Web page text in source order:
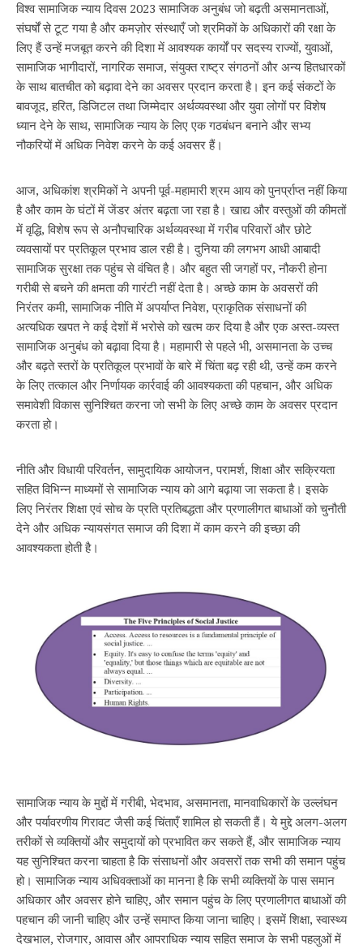
विश्व सामाजिक न्याय दिवस 2023 सामाजिक अनुबंध जो बढ़ती असमानताओं,
संघर्षों से टूट गया है और कमज़ोर संस्थाएँ जो श्रमिकों के अधिकारों की रक्षा के
लिए हैं उन्हें मजबूत करने की दिशा में आवश्यक कार्यों पर सदस्य राज्यों, युवाओं,
सामाजिक भागीदारों, नागरिक समाज, संयुक्त राष्ट्र संगठनों और अन्य हितधारकों
के साथ बातचीत को बढ़ावा देने का अवसर प्रदान करता है। इन कई संकटों के
बावजूद, हरित, डिजिटल तथा जिम्मेदार अर्थव्यवस्था और युवा लोगों पर विशेष
ध्यान देने के साथ, सामाजिक न्याय के लिए एक गठबंधन बनाने और सभ्य
नौकरियों में अधिक निवेश करने के कई अवसर हैं।
आज, अधिकांश श्रमिकों ने अपनी पूर्व-महामारी श्रम आय को पुनर्प्राप्त नहीं किया
है और काम के घंटों में जेंडर अंतर बढ़ता जा रहा है। खाद्य और वस्तुओं की कीमतों
में वृद्धि, विशेष रूप से अनौपचारिक अर्थव्यवस्था में गरीब परिवारों और छोटे
व्यवसायों पर प्रतिकूल प्रभाव डाल रही है। दुनिया की लगभग आधी आबादी
सामाजिक सुरक्षा तक पहुंच से वंचित है। और बहुत सी जगहों पर, नौकरी होना
गरीबी से बचने की क्षमता की गारंटी नहीं देता है। अच्छे काम के अवसरों की
निरंतर कमी, सामाजिक नीति में अपर्याप्त निवेश, प्राकृतिक संसाधनों की
अत्यधिक खपत ने कई देशों में भरोसे को खत्म कर दिया है और एक अस्त-व्यस्त
सामाजिक अनुबंध को बढ़ावा दिया है। महामारी से पहले भी, असमानता के उच्च
और बढ़ते स्तरों के प्रतिकूल प्रभावों के बारे में चिंता बढ़ रही थी, उन्हें कम करने
के लिए तत्काल और निर्णायक कार्रवाई की आवश्यकता की पहचान, और अधिक
समावेशी विकास सुनिश्चित करना जो सभी के लिए अच्छे काम के अवसर प्रदान
करता हो।
नीति और विधायी परिवर्तन, सामुदायिक आयोजन, परामर्श, शिक्षा और सक्रियता
सहित विभिन्न माध्यमों से सामाजिक न्याय को आगे बढ़ाया जा सकता है। इसके
लिए निरंतर शिक्षा एवं सोच के प्रति प्रतिबद्धता और प्रणालीगत बाधाओं को चुनौती
देने और अधिक न्यायसंगत समाज की दिशा में काम करने की इच्छा की
आवश्यकता होती है।
सामाजिक न्याय के मुद्दों में गरीबी, भेदभाव, असमानता, मानवाधिकारों के उल्लंघन
और पर्यावरणीय गिरावट जैसी कई चिंताएँ शामिल हो सकती हैं। ये मुद्दे अलग-अलग
तरीकों से व्यक्तियों और समुदायों को प्रभावित कर सकते हैं, और सामाजिक न्याय
यह सुनिश्चित करना चाहता है कि संसाधनों और अवसरों तक सभी की समान पहुंच
हो। सामाजिक न्याय अधिवक्ताओं का मानना है कि सभी व्यक्तियों के पास समान
अधिकार और अवसर होने चाहिए, और समान पहुंच के लिए प्रणालीगत बाधाओं की
पहचान की जानी चाहिए और उन्हें समाप्त किया जाना चाहिए। इसमें शिक्षा, स्वास्थ्य
देखभाल, रोजगार, आवास और आपराधिक न्याय सहित समाज के सभी पहलुओं में